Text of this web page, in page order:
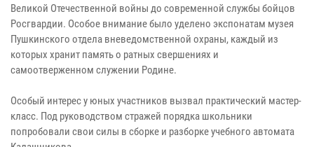
Великой Отечественной войны до современной службы бойцов
Росгвардии. Особое внимание было уделено экспонатам музея
Пушкинского отдела вневедомственной охраны, каждый из
которых хранит память о ратных свершениях и
самоотверженном служении Родине.
Особый интерес у юных участников вызвал практический мастер-
класс. Под руководством стражей порядка школьники
попробовали свои силы в сборке и разборке учебного автомата